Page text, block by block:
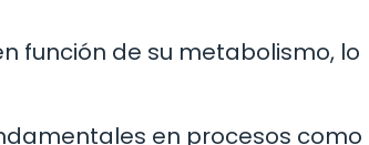
función de su metabolismo, lo
en procesos como